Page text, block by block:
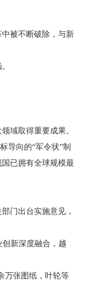
被不断破除，与新
域取得重要成果。
导向的“军令状”制
已拥有全球规模最
门出台实施意见，
新深度融合，越
万张图纸，叶轮等